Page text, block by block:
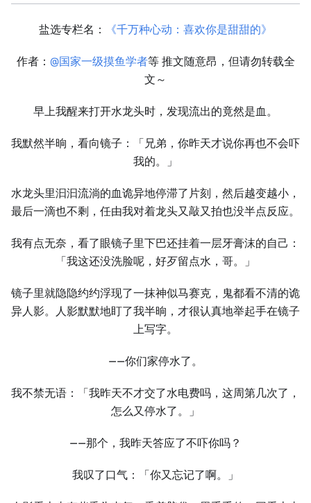
盐选专栏名： 《千万种心动：喜欢你是甜甜的》
作者： @国家一级摸鱼学者等 推文随意昂，但请勿转载全
文～
早上我醒来打开水龙头时，发现流出的竟然是血。
我默然半晌，看向镜子：「兄弟，你昨天才说你再也不会吓
我的。」
水龙头里汩汩流淌的血诡异地停滞了片刻，然后越变越小，
最后一滴也不剩，任由我对着龙头又敲又拍也没半点反应。
我有点无奈，看了眼镜子里下巴还挂着一层牙膏沫的自己：
「我这还没洗脸呢，好歹留点水，哥。」
镜子里就隐隐约约浮现了一抹神似马赛克，鬼都看不清的诡
异人影。人影默默地盯了我半晌，才很认真地举起手在镜子
上写字。
——你们家停水了。
我不禁无语：「我昨天不才交了水电费吗，这周第几次了，
怎么又停水了。」
——那个，我昨天答应了不吓你吗？
我叹了口气：「你又忘记了啊。」